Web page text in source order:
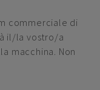
commerciale di
il/la vostro/a
macchina. Non